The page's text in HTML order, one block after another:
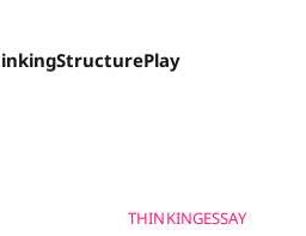
StructurePlay
THINKINGESSAY